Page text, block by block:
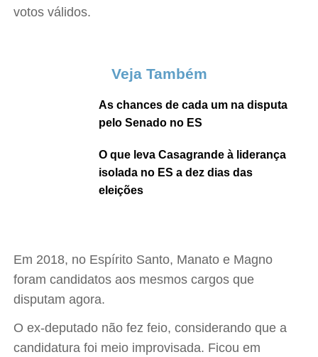
votos válidos.
Veja Também
As chances de cada um na disputa
pelo Senado no ES
O que leva Casagrande à liderança
isolada no ES a dez dias das
eleições
Em 2018, no Espírito Santo, Manato e Magno
foram candidatos aos mesmos cargos que
disputam agora.
O ex-deputado não fez feio, considerando que a
candidatura foi meio improvisada. Ficou em